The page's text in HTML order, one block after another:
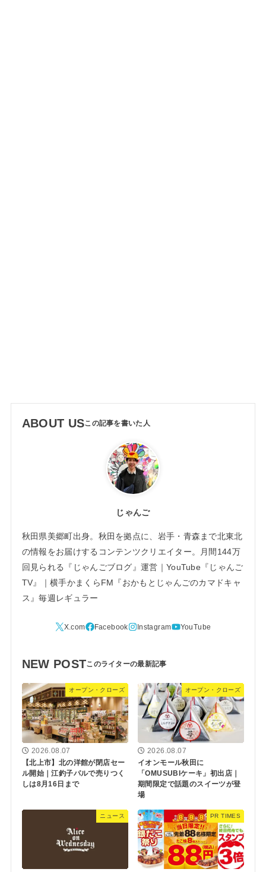
ABOUT US
じゃんご
秋田県美郷町出身。秋田を拠点に、岩手・青森まで北東北
の情報をお届けするコンテンツクリエイター。月間144万
回見られる『じゃんごブログ』運営｜YouTube『じゃんご
TV』｜横手かまくらFM『おかもとじゃんごのカマドキャ
ス』毎週レギュラー
NEW POST
オープン・クローズ
2026.08.07
【北上市】北の洋館が閉店セー
ル開始｜江釣子パルで売りつく
しは8月16日まで
オープン・クローズ
2026.08.07
イオンモール秋田に
「OMUSUBIケーキ」初出店｜
期間限定で話題のスイーツが登
場
ニュース PR TIMES